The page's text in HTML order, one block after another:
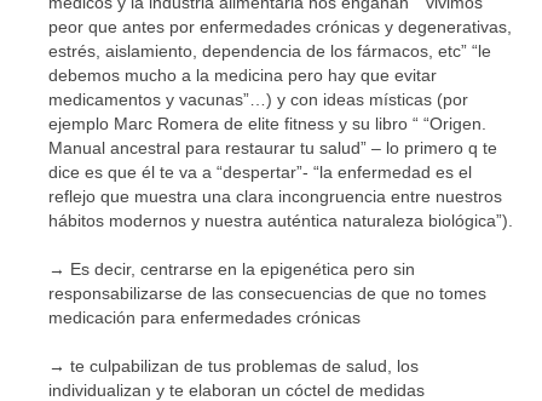
peor que antes por enfermedades crónicas y degenerativas,
estrés, aislamiento, dependencia de los fármacos, etc” “le
debemos mucho a la medicina pero hay que evitar
medicamentos y vacunas”…) y con ideas místicas (por
ejemplo Marc Romera de elite fitness y su libro “ “Origen.
Manual ancestral para restaurar tu salud” – lo primero q te
dice es que él te va a “despertar”- “la enfermedad es el
reflejo que muestra una clara incongruencia entre nuestros
hábitos modernos y nuestra auténtica naturaleza biológica”).
→ Es decir, centrarse en la epigenética pero sin
responsabilizarse de las consecuencias de que no tomes
medicación para enfermedades crónicas
→ te culpabilizan de tus problemas de salud, los
individualizan y te elaboran un cóctel de medidas